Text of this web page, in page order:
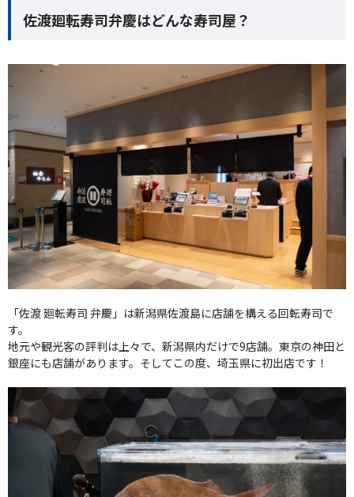
佐渡廻転寿司弁慶はどんな寿司屋？
「佐渡 廻転寿司 弁慶」は新潟県佐渡島に店舗を構える回転寿司で
す。
地元や観光客の評判は上々で、新潟県内だけで9店舗。東京の神田と
銀座にも店舗があります。そしてこの度、埼玉県に初出店です！